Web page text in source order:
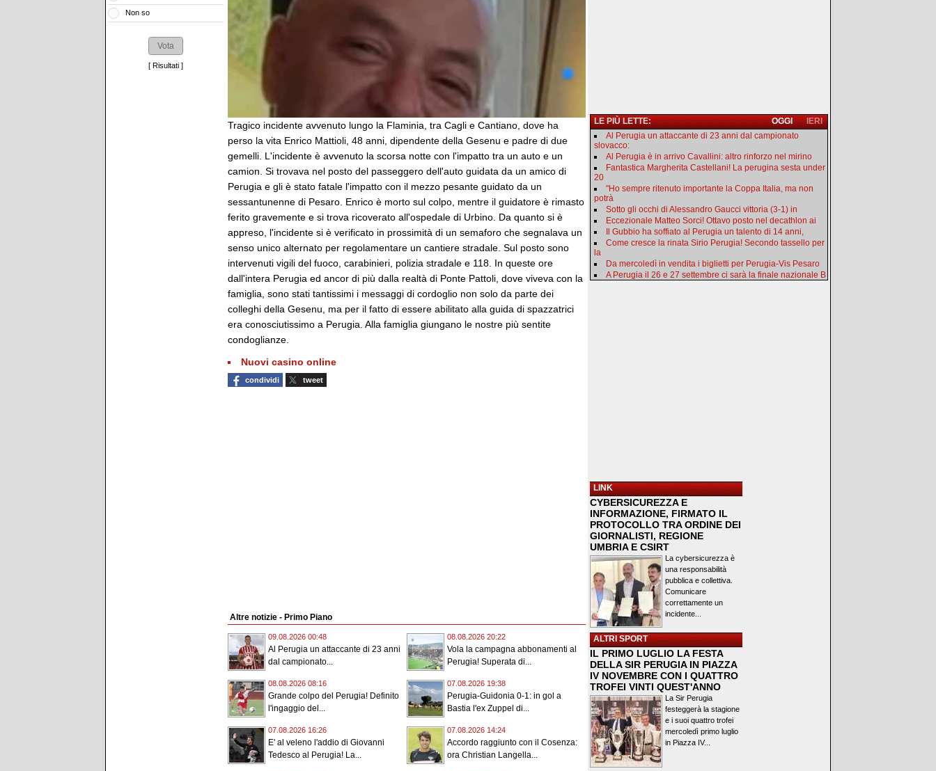
Non so
[ Risultati ]
Tragico incidente avvenuto lungo la Flaminia, tra Cagli e Cantiano, dove ha
perso la vita Enrico Mattioli, 48 anni, dipendente della Gesenu e padre di due
gemelli. L'incidente è avvenuto la scorsa notte con l'impatto tra un auto e un
camion. Si trovava nel posto del passeggero dell'auto guidata da un amico di
Perugia e gli è stato fatale l'impatto con il mezzo pesante guidato da un
sessantunenne di Pesaro. Enrico è morto sul colpo, mentre il guidatore è rimasto
ferito gravemente e si trova ricoverato all'ospedale di Urbino. Da quanto si è
appreso, l'incidente si è verificato in prossimità di un semaforo che segnalava un
senso unico alternato per regolamentare un cantiere stradale. Sul posto sono
intervenuti vigili del fuoco, carabinieri, polizia stradale e 118. In queste ore
dall'intera Perugia ed ancor di più dalla realtà di Ponte Pattoli, dove viveva con la
famiglia, sono stati tantissimi i messaggi di cordoglio non solo da parte dei
colleghi della Gesenu, ma per il fatto di essere abilitato alla guida di spazzatrici
era conosciutissimo a Perugia. Alla famiglia giungano le nostre più sentite
condoglianze.
Nuovi casino online
condividi tweet
Altre notizie - Primo Piano
09.08.2026 00:48
Al Perugia un attaccante di 23 anni
dal campionato...
08.08.2026 20:22
Vola la campagna abbonamenti al
Perugia! Superata di...
08.08.2026 08:16
Grande colpo del Perugia! Definito
l'ingaggio del...
07.08.2026 19:38
Perugia-Guidonia 0-1: in gol a
Bastia l'ex Zuppel di...
07.08.2026 16:26
E' al veleno l'addio di Giovanni
Tedesco al Perugia! La...
07.08.2026 14:24
Accordo raggiunto con il Cosenza:
ora Christian Langella...
LE PIÙ LETTE: IERI
OGGI
Al Perugia un attaccante di 23 anni dal campionato
slovacco:
Al Perugia è in arrivo Cavallini: altro rinforzo nel mirino
Fantastica Margherita Castellani! La perugina sesta under
20
"Ho sempre ritenuto importante la Coppa Italia, ma non
potrà
Sotto gli occhi di Alessandro Gaucci vittoria (3-1) in
Eccezionale Matteo Sorci! Ottavo posto nel decathlon ai
Il Gubbio ha soffiato al Perugia un talento di 14 anni,
Come cresce la rinata Sirio Perugia! Secondo tassello per
la
Da mercoledì in vendita i biglietti per Perugia-Vis Pesaro
A Perugia il 26 e 27 settembre ci sarà la finale nazionale B
LINK
CYBERSICUREZZA E
INFORMAZIONE, FIRMATO IL
PROTOCOLLO TRA ORDINE DEI
GIORNALISTI, REGIONE
UMBRIA E CSIRT
La cybersicurezza è
una responsabilità
pubblica e collettiva.
Comunicare
correttamente un
incidente...
ALTRI SPORT
IL PRIMO LUGLIO LA FESTA
DELLA SIR PERUGIA IN PIAZZA
IV NOVEMBRE CON I QUATTRO
TROFEI VINTI QUEST'ANNO
La Sir Perugia
festeggerà la stagione
e i suoi quattro trofei
mercoledì primo luglio
in Piazza IV...